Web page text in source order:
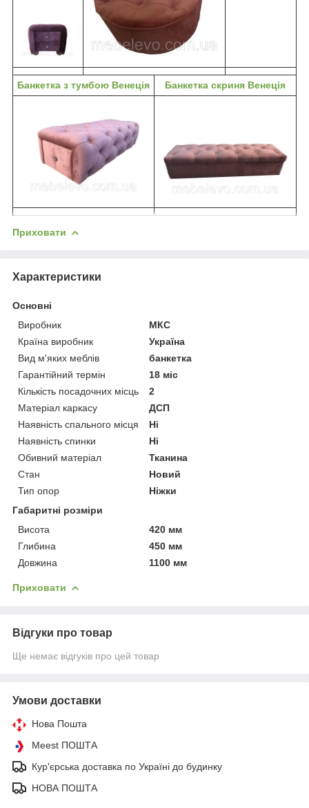
Банкетка з тумбою Венеція Банкетка скриня Венеція
Приховати
Характеристики
Основні
Виробник
МКС
Країна виробник
Україна
Вид м'яких меблів
банкетка
Гарантійний термін
18 міс
Кількість посадочних місць
2
Матеріал каркасу
ДСП
Наявність спального місця
Ні
Наявність спинки
Ні
Обивний матеріал
Тканина
Стан
Новий
Тип опор
Ніжки
Габаритні розміри
Висота
420 мм
Глибина
450 мм
Довжина
1100 мм
Приховати
Відгуки про товар
Ще немає відгуків про цей товар
Умови доставки
Нова Пошта
Meest ПОШТА
Кур'єрська доставка по Україні до будинку
НОВА ПОШТА